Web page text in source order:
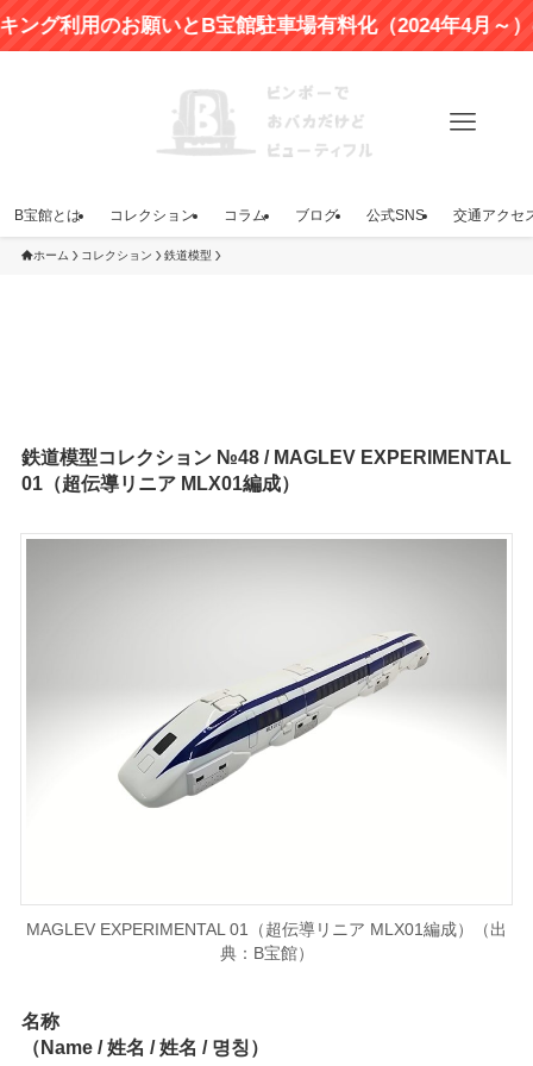
用のお願いとB宝館駐車場有料化（2024年4月～）のお
B宝館とは コレクション コラム ブログ 公式SNS 交通アクセ
ホーム コレクション 鉄道模型
鉄道模型コレクション №48 / MAGLEV EXPERIMENTAL
01（超伝導リニア MLX01編成）
MAGLEV EXPERIMENTAL 01（超伝導リニア MLX01編成）（出
典：B宝館）
名称
（Name / 姓名 / 姓名 / 명칭）